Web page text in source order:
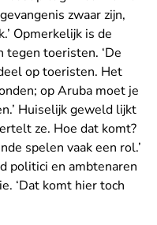
zwaar zijn,
Opmerkelijk is de
tegen toeristen. ‘De
op toeristen. Het
op Aruba moet je
Huiselijk geweld lijkt
ze. Hoe dat komt?
spelen vaak een rol.’
politici en ambtenaren
‘Dat komt hier toch